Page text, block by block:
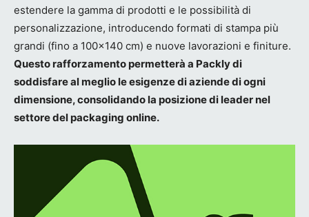
estendere la gamma di prodotti e le possibilità di
personalizzazione, introducendo formati di stampa più
grandi (fino a 100×140 cm) e nuove lavorazioni e finiture.
Questo rafforzamento permetterà a Packly di
soddisfare al meglio le esigenze di aziende di ogni
dimensione, consolidando la posizione di leader nel
settore del packaging online.